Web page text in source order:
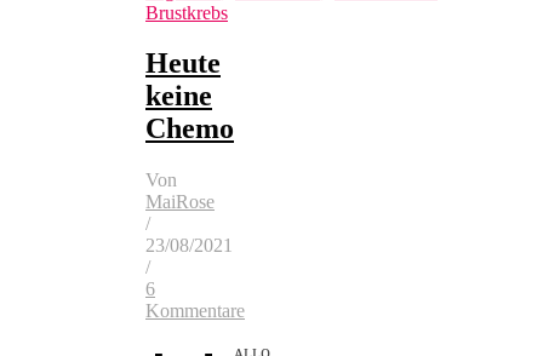
Brustkrebs
Heute
keine
Chemo
Von
MaiRose
/
23/08/2021
/
6
Kommentare